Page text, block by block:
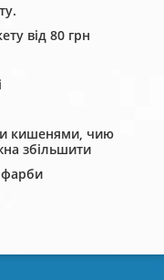
від 80 грн
кишенями, чию
збільшити
фарби